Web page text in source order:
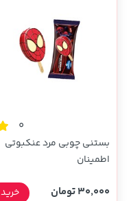
0
بستنی چوبی مرد عنکبوتی
اطمینان
30,000 تومان خرید